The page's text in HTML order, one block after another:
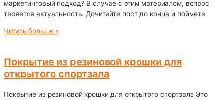
маркетинговый подход? В случае с этим материалом, вопрос
теряется актуальность. Дочитайте пост до конца и поймете
Читать больше »
Покрытие из резиновой крошки для
открытого спортзала
Покрытие из резиновой крошки для открытого спортзала Это